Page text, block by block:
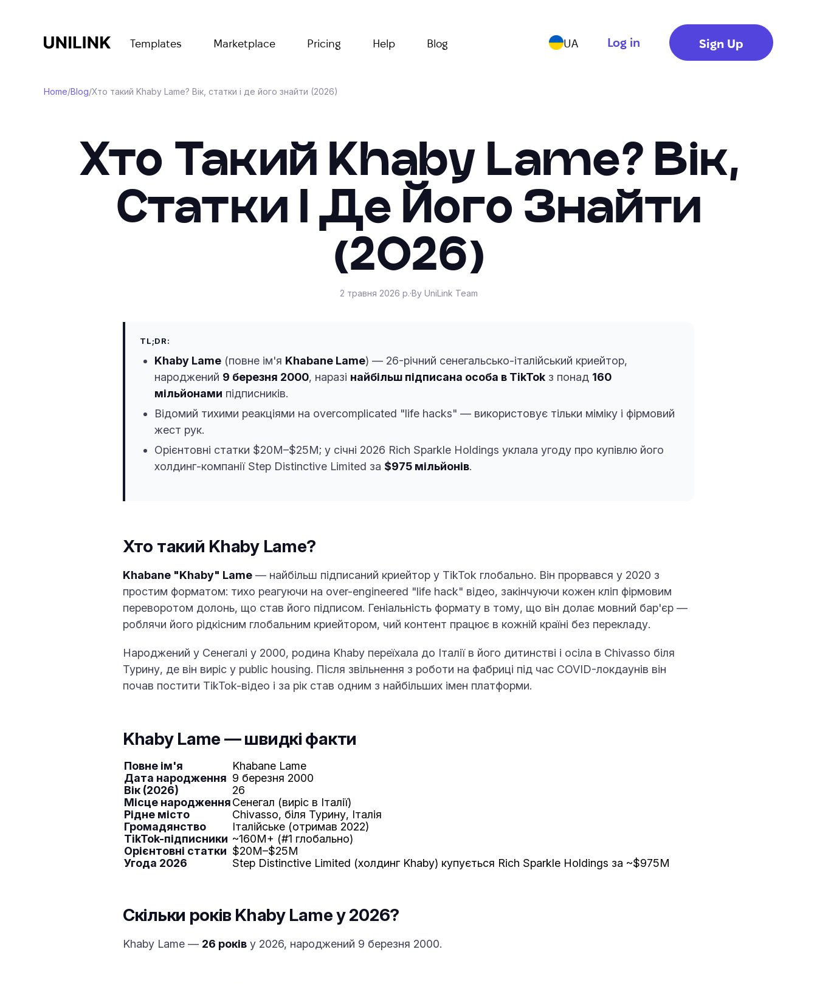
Templates Marketplace Pricing Help Blog UA Log in Sign Up
Home/Blog/Хто такий Khaby Lame? Вік, статки і де його знайти (2026)
Хто Такий Khaby Lame? Вік,
Статки І Де Його Знайти
(2026)
2 травня 2026 р.·By UniLink Team
TL;DR:
Khaby Lame (повне ім'я Khabane Lame) — 26-річний сенегальсько-італійський криейтор,
народжений 9 березня 2000, наразі найбільш підписана особа в TikTok з понад 160
мільйонами підписників.
Відомий тихими реакціями на overcomplicated "life hacks" — використовує тільки міміку і фірмовий
жест рук.
Орієнтовні статки $20M–$25M; у січні 2026 Rich Sparkle Holdings уклала угоду про купівлю його
холдинг-компанії Step Distinctive Limited за $975 мільйонів.
Хто такий Khaby Lame?
Khabane "Khaby" Lame — найбільш підписаний криейтор у TikTok глобально. Він прорвався у 2020 з
простим форматом: тихо реагуючи на over-engineered "life hack" відео, закінчуючи кожен кліп фірмовим
переворотом долонь, що став його підписом. Геніальність формату в тому, що він долає мовний бар'єр —
роблячи його рідкісним глобальним криейтором, чий контент працює в кожній країні без перекладу.
Народжений у Сенегалі у 2000, родина Khaby переїхала до Італії в його дитинстві і осіла в Chivasso біля
Турину, де він виріс у public housing. Після звільнення з роботи на фабриці під час COVID-локдаунів він
почав постити TikTok-відео і за рік став одним з найбільших імен платформи.
Khaby Lame — швидкі факти
Повне ім'я
Khabane Lame
Дата народження 9 березня 2000
Вік (2026)
26
Місце народженняСенегал (виріс в Італії)
Рідне місто
Chivasso, біля Турину, Італія
Громадянство
Італійське (отримав 2022)
TikTok-підписники ~160M+ (#1 глобально)
Орієнтовні статки $20M–$25M
Угода 2026
Step Distinctive Limited (холдинг Khaby) купується Rich Sparkle Holdings за ~$975M
Скільки років Khaby Lame у 2026?
Khaby Lame — 26 років у 2026, народжений 9 березня 2000.